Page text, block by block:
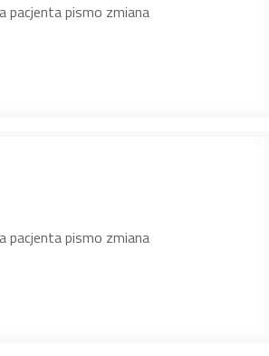
pacjenta pismo zmiana
pacjenta pismo zmiana